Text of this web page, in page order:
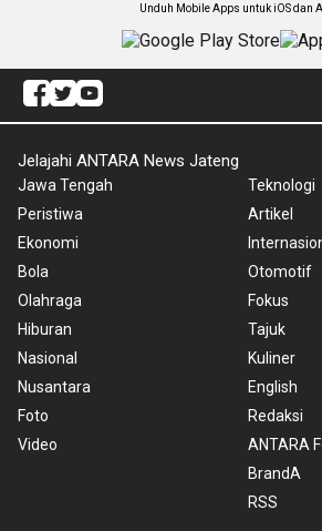
Unduh Mobile Apps untuk iOS dan
Jelajahi ANTARA News Jateng
Jawa Tengah
Peristiwa
Ekonomi
Bola
Olahraga
Hiburan
Nasional
Nusantara
Foto
Video
Teknologi
Artikel
Otomotif
Fokus
Tajuk
Kuliner
English
Redaksi
ANTARA
BrandA
RSS